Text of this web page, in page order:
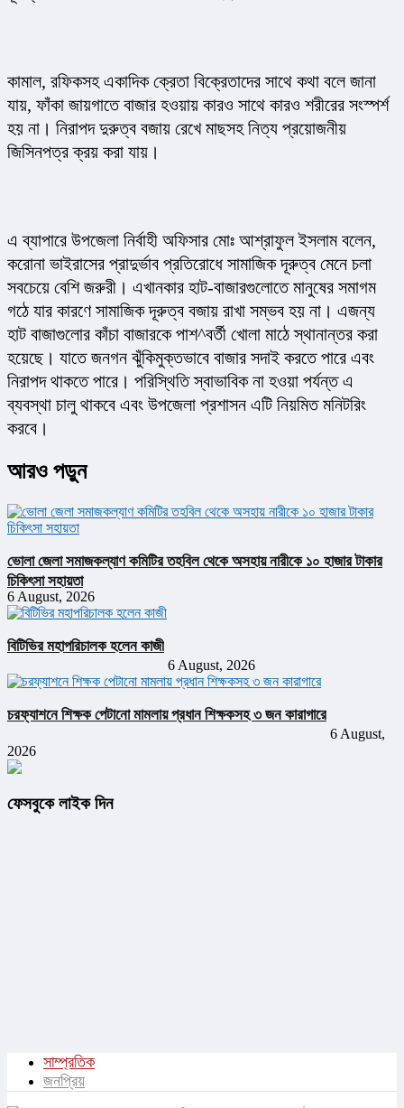
কামাল, রফিকসহ একাদিক ক্রেতা বিক্রেতাদের সাথে কথা বলে জানা
যায়, ফাঁকা জায়গাতে বাজার হওয়ায় কারও সাথে কারও শরীরের সংস্পর্শ
হয় না। নিরাপদ দুরুত্ব বজায় রেখে মাছসহ নিত্য প্রয়োজনীয়
জিসিনপত্র ক্রয় করা যায়।
এ ব্যাপারে উপজেলা নির্বাহী অফিসার মোঃ আশ্রাফুল ইসলাম বলেন,
করোনা ভাইরাসের প্রাদুর্ভাব প্রতিরোধে সামাজিক দূরুত্ব মেনে চলা
সবচেয়ে বেশি জরুরী। এখানকার হাট-বাজারগুলোতে মানুষের সমাগম
গঠে যার কারণে সামাজিক দূরুত্ব বজায় রাখা সম্ভব হয় না। এজন্য
হাট বাজাগুলোর কাঁচা বাজারকে পাশ^বর্তী খোলা মাঠে স্থানান্তর করা
হয়েছে। যাতে জনগন ঝুঁকিমুক্তভাবে বাজার সদাই করতে পারে এবং
নিরাপদ থাকতে পারে। পরিস্থিতি স্বাভাবিক না হওয়া পর্যন্ত এ
ব্যবস্থা চালু থাকবে এবং উপজেলা প্রশাসন এটি নিয়মিত মনিটরিং
করবে।
আরও পড়ুন
ভোলা জেলা সমাজকল্যাণ কমিটির তহবিল থেকে অসহায় নারীকে ১০ হাজার টাকার
চিকিৎসা সহায়তা
6 August, 2026
বিটিভির মহাপরিচালক হলেন কাজী
6 August, 2026
চরফ্যাশনে শিক্ষক পেটানো মামলায় প্রধান শিক্ষকসহ ৩ জন কারাগারে
6 August,
2026
ফেসবুকে লাইক দিন
সাম্প্রতিক
জনপ্রিয়